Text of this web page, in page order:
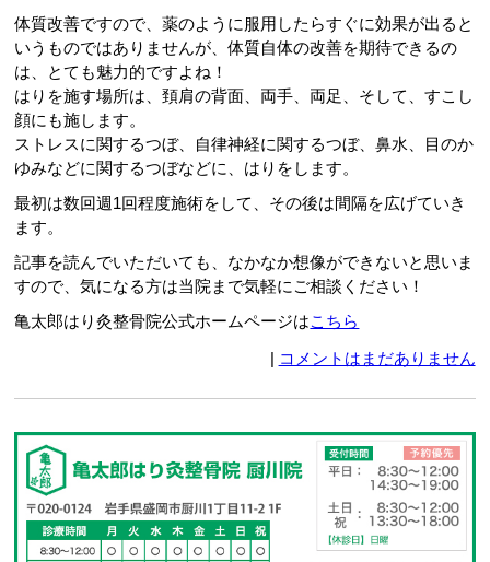
体質改善ですので、薬のように服用したらすぐに効果が出ると
いうものではありませんが、体質自体の改善を期待できるの
は、とても魅力的ですよね！
はりを施す場所は、頚肩の背面、両手、両足、そして、すこし
顔にも施します。
ストレスに関するつぼ、自律神経に関するつぼ、鼻水、目のか
ゆみなどに関するつぼなどに、はりをします。
最初は数回週1回程度施術をして、その後は間隔を広げていき
ます。
記事を読んでいただいても、なかなか想像ができないと思いま
すので、気になる方は当院まで気軽にご相談ください！
亀太郎はり灸整骨院公式ホームページはこちら
| コメントはまだありません